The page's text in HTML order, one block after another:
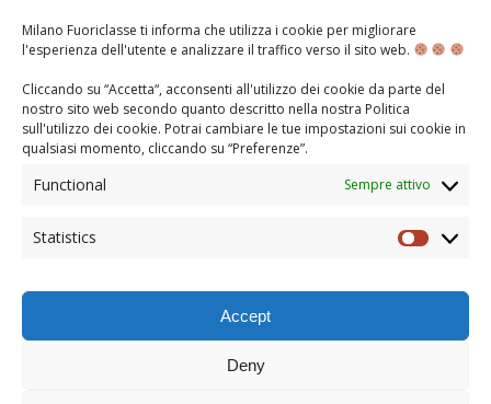
Milano Fuoriclasse ti informa che utilizza i cookie per migliorare
l'esperienza dell'utente e analizzare il traffico verso il sito web.
Cliccando su “Accetta“, acconsenti all'utilizzo dei cookie da parte del
nostro sito web secondo quanto descritto nella nostra Politica
sull'utilizzo dei cookie. Potrai cambiare le tue impostazioni sui cookie in
qualsiasi momento, cliccando su “Preferenze”.
Functional Sempre attivo
Statistics
Accept
Deny
A.S. 2022-2023 CITTADINANZA ATTIVA
I ragazzi della 2A CAT e della 2B CAT hanno
sperimentano insieme a noi, nelle giornate del 18 e del
21 aprile, un nuovo tipo di uscita didattica. Insieme
abbiamo, infatti, identificato le barriere architettoniche
presenti nella loro scuola e nel loro quartiere
(Lampugnano), portando alla luce quelle che sono le
TORNA ALL'INZIO DELLA PAGINA